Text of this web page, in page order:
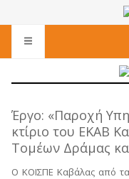
Έργο: «Παροχή
κτίριο του ΕΚΑΒ
Τομέων Δράμας
Ο ΚΟΙΣΠΕ Καβάλας από